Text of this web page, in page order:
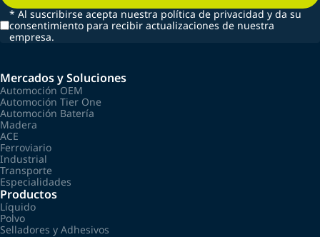
* Al suscribirse acepta nuestra política de privacidad y da su
consentimiento para recibir actualizaciones de nuestra
empresa.
Mercados y Soluciones
Automoción OEM
Automoción Tier One
Automoción Batería
Madera
ACE
Ferroviario
Industrial
Transporte
Especialidades
Productos
Líquido
Polvo
Selladores y Adhesivos